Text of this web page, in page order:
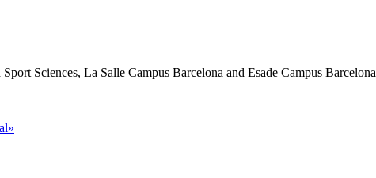
Sciences, La Salle Campus Barcelona and Esade Campus Barcelona